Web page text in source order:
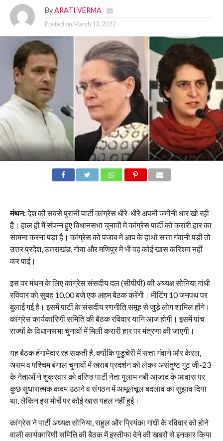
By ARATI VERMA
Posted on March 13, 2022
मंथन:देश की सबसे पुरानी पार्टी कांग्रेस धीरे-धीरे अपनी जमीनी धार खो रही
है। हाल ही में संपन्न हुए विधानसभा चुनावों में कांग्रेस पार्टी को करारी हार का
सामना करना पड़ा है। कांग्रेस को पंजाब में आप के हाथों सत्ता गंवानी पड़ी तो
उत्तर प्रदेश, उत्तराखंड, गोवा और मणिपुर में भी वह कोई खास करिश्मा नहीं
कर पाई।
इस पर मंथन के लिए कांग्रेस संसदीय दल (सीपीपी) की अध्यक्ष सोनिया गांधी
रविवार को सुबह 10.00 बजे एक अहम बैठक करेंगी। मीटिंग 10 जनपथ पर
बुलाई गई है। इसमें पार्टी के संसदीय रणनीति समूह से जुड़े लोग शामिल होंगे।
कांग्रेस कार्यकारिणी समिति की बैठक रविवार यानि आज होगी। इसमें पांच
राज्यों के विधानसभा चुनावों में मिली करारी हार पर मंत्रणा की जाएगी।
यह बैठक हंगामेदार रह सकती है, क्योंकि पुडुचेरी में सत्ता गंवाने और केरल,
असम व पश्चिम बंगाल चुनावों में खराब प्रदर्शन को लेकर असंतुष्ट गुट जी-23
के नेताओं ने शुक्रवार को वरिष्ठ पार्टी नेता गुलाम नबी आजाद के आवास पर
कुछ सुधारात्मक कदम उठाने व संगठन में आमूलचूल बदलाव का सुझाव दिया
था, लेकिन इस मोर्चे पर कोई खास पहल नहीं हुई।
कांग्रेस ने पार्टी अध्यक्ष सोनिया, राहुल और प्रियंका गांधी के रविवार को होने
वाली कार्यकारिणी समिति की बैठक में इस्तीफा देने की खबरों से इनकार किया